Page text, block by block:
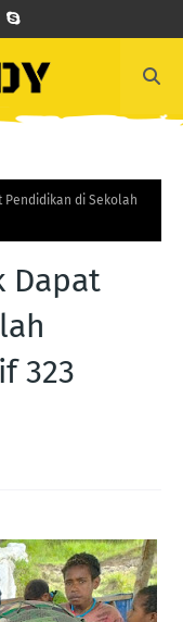
Pendidikan di Sekolah
Dapat
323